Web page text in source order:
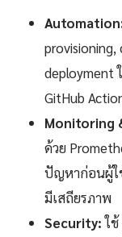
deployment
GitHub
Monitoring
ด้วย
ปัญหาก่อนผู้ใ
มีเสถียรภาพ
Security:ใช้